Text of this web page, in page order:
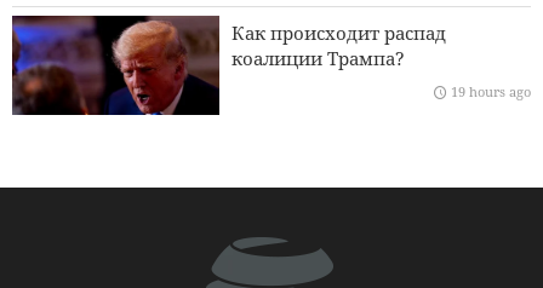
расширения торгового и горнодобывающего
сотрудничества
ХАМАС: Нападение на Северный Кудс не сломит нашу
Как происходит распад
коалиции Трампа?
19 hours ago
исследовательского и
между Ираном и Ираком